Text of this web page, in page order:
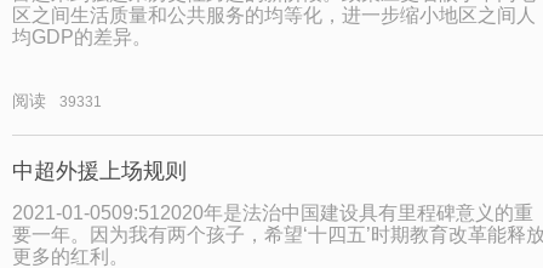
区之间生活质量和公共服务的均等化，进一步缩小地区之间人
均GDP的差异。
阅读 39331
中超外援上场规则
2021-01-0509:512020年是法治中国建设具有里程碑意义的重
要一年。因为我有两个孩子，希望‘十四五’时期教育改革能释
更多的红利。